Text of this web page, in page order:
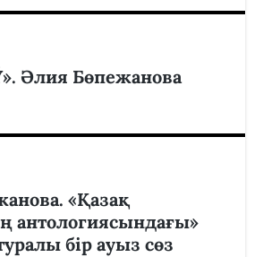
Әлия Бөпежанова
«Қазақ
антологиясындағы»
бір ауыз сөз